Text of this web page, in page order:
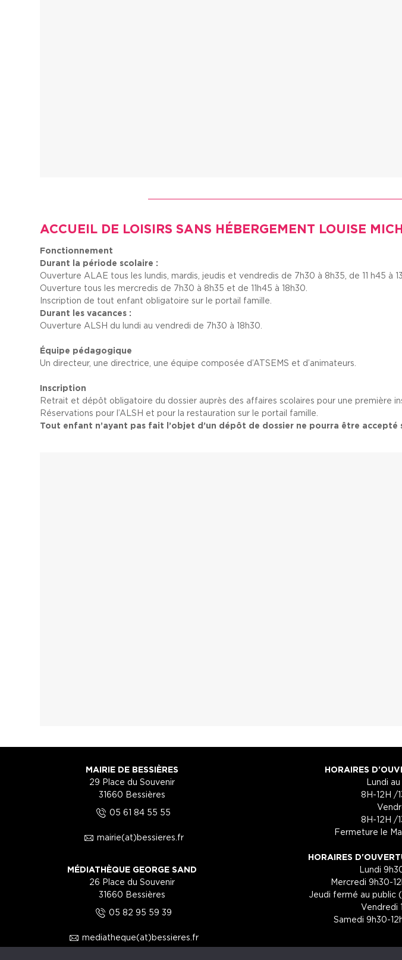
ACCUEIL DE LOISIRS SANS HÉBERGEMENT LOUISE
Fonctionnement
Durant la période scolaire :
Ouverture ALAE tous les lundis, mardis, jeudis et vendredis de 7h30 à 8h35, de 11 h45 à
Ouverture tous les mercredis de 7h30 à 8h35 et de 11h45 à 18h30.
Inscription de tout enfant obligatoire sur le portail famille.
Durant les vacances :
Ouverture ALSH du lundi au vendredi de 7h30 à 18h30.
Équipe pédagogique
Un directeur, une directrice, une équipe composée d’ATSEMS et d’animateurs.
Inscription
Retrait et dépôt obligatoire du dossier auprès des affaires scolaires pour une première
Réservations pour l’ALSH et pour la restauration sur le portail famille.
Tout enfant n’ayant pas fait l’objet d’un dépôt de dossier ne pourra être accepté
MAIRIE DE BESSIÈRES
29 Place du Souvenir
31660 Bessières
505 61 84 55 55
1 mairie(at)bessieres.fr
MÉDIATHÈQUE GEORGE SAND
26 Place du Souvenir
31660 Bessières
5 05 82 95 59 39
1 mediatheque(at)bessieres.fr
HORAIRES
Lundi
8H-12H /
8H-12H /
Fermeture le
HORAIRES
Lundi
Mercredi 9h30-
Jeudi fermé au public
Vendredi
Samedi 9h30-